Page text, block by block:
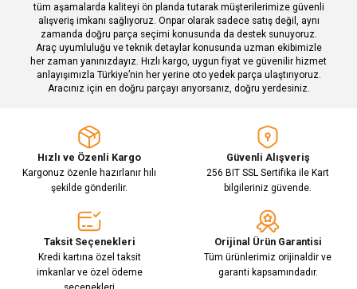
Gönder
tüm aşamalarda kaliteyi ön planda tutarak müşterilerimize güvenli
alışveriş imkanı sağlıyoruz. Onpar olarak sadece satış değil, aynı
zamanda doğru parça seçimi konusunda da destek sunuyoruz.
Araç uyumluluğu ve teknik detaylar konusunda uzman ekibimizle
her zaman yanınızdayız. Hızlı kargo, uygun fiyat ve güvenilir hizmet
anlayışımızla Türkiye’nin her yerine oto yedek parça ulaştırıyoruz.
Aracınız için en doğru parçayı arıyorsanız, doğru yerdesiniz.
Hızlı ve Özenli Kargo
Kargonuz özenle hazırlanır hılı
şekilde gönderilir.
Güvenli Alışveriş
256 BIT SSL Sertifika ile Kart
bilgileriniz güvende.
Taksit Seçenekleri
Kredi kartına özel taksit
imkanlar ve özel ödeme
Orijinal Ürün Garantisi
Tüm ürünlerimiz orijinaldir ve
garanti kapsamındadır.